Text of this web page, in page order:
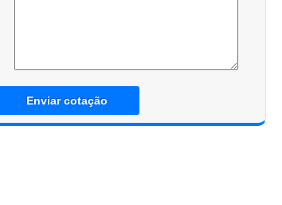
Enviar cotação